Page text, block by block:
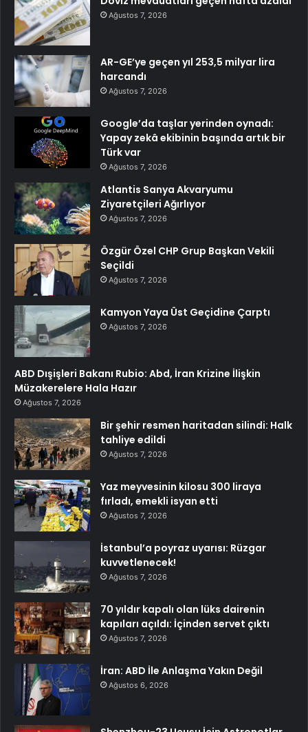
Ağustos 7, 2026
AR-GE’ye geçen yıl 253,5 milyar lira
harcandı
Ağustos 7, 2026
Google’da taşlar yerinden oynadı:
Yapay zekâ ekibinin başında artık bir
Türk var
Ağustos 7, 2026
Atlantis Sanya Akvaryumu
Ziyaretçileri Ağırlıyor
Ağustos 7, 2026
Özgür Özel CHP Grup Başkan Vekili
Seçildi
Ağustos 7, 2026
Kamyon Yaya Üst Geçidine Çarptı
Ağustos 7, 2026
ABD Dışişleri Bakanı Rubio: Abd, İran Krizine İlişkin
Müzakerelere Hala Hazır
Ağustos 7, 2026
Bir şehir resmen haritadan silindi: Halk
tahliye edildi
Ağustos 7, 2026
Yaz meyvesinin kilosu 300 liraya
fırladı, emekli isyan etti
Ağustos 7, 2026
İstanbul’a poyraz uyarısı: Rüzgar
kuvvetlenecek!
Ağustos 7, 2026
70 yıldır kapalı olan lüks dairenin
kapıları açıldı: İçinden servet çıktı
Ağustos 7, 2026
İran: ABD İle Anlaşma Yakın Değil
Ağustos 6, 2026